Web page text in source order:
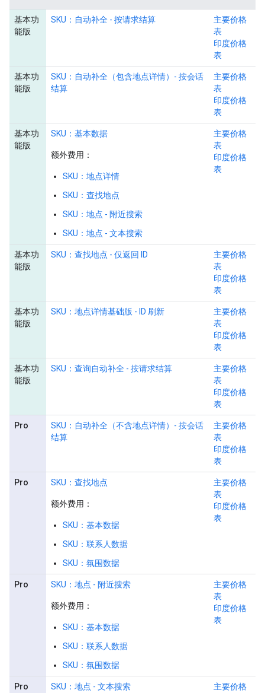
基本功
能版
SKU：自动补全 - 按请求结算
主要价格
表
印度价格
表
基本功
能版
SKU：自动补全（包含地点详情）- 按会话
结算
主要价格
表
印度价格
表
基本功
能版
SKU：基本数据
额外费用：
SKU：地点详情
SKU：查找地点
SKU：地点 - 附近搜索
SKU：地点 - 文本搜索
主要价格
表
印度价格
表
基本功
能版
SKU：查找地点 - 仅返回 ID
主要价格
表
印度价格
表
基本功
能版
SKU：地点详情基础版 - ID 刷新
主要价格
表
印度价格
表
基本功
能版
SKU：查询自动补全 - 按请求结算
主要价格
表
印度价格
表
Pro
SKU：自动补全（不含地点详情）- 按会话
结算
主要价格
表
印度价格
表
Pro SKU：查找地点
额外费用：
SKU：基本数据
SKU：联系人数据
SKU：氛围数据
主要价格
表
印度价格
表
Pro SKU：地点 - 附近搜索
额外费用：
SKU：基本数据
SKU：联系人数据
SKU：氛围数据
主要价格
表
印度价格
表
Pro SKU：地点 - 文本搜索
主要价格